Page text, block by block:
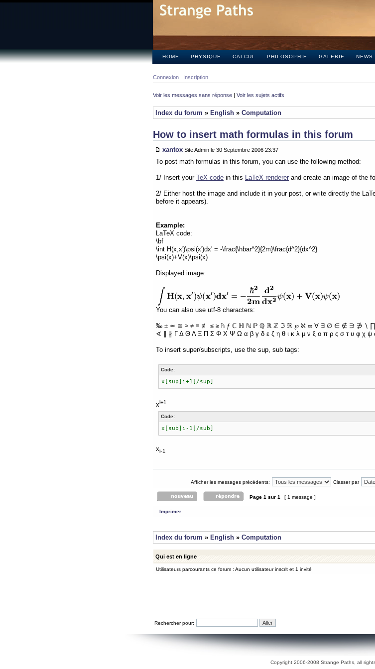
HOME PHYSIQUE CALCUL PHILOSOPHIE GALERIE NEWS
Connexion Inscription
Voir les messages sans réponse | Voir les sujets actifs
Index du forum » English » Computation
How to insert math formulas in this forum
xantox Site Admin le 30 Septembre 2006 23:37
To post math formulas in this forum, you can use the following method:
1/ Insert your TeX code in this LaTeX renderer and create an image of the
2/ Either host the image and include it in your post, or write directly the
before it appears).
Example:
LaTeX code:
\bf
\int H(x,x')\psi(x')dx' = -\frac{\hbar^2}{2m}\frac{d^2}{dx^2}
\psi(x)+V(x)\psi(x)
Displayed image:
You can also use utf-8 characters:
‰ ± ≃ ≅ ≈ ≠ ≡ ≢ ≤ ≥ ħ ƒ ℂ ℍ ℕ ℙ ℚ ℝ ℤ ℑ ℜ ℘ ℵ ∞ ∀ ∃ ∅ ∈ ∉ ∋ ∌ ∖ ∏
∢ ∥ ∦ Γ Δ Θ Λ Ξ Π Σ Φ Χ Ψ Ω α β γ δ ε ζ η θ ι κ λ μ ν ξ ο π ρ ς σ τ υ φ χ
To insert super/subscripts, use the sup, sub tags:
Code:
x[sup]i+1[/sup]
xi+1
Code:
x[sub]i-1[/sub]
xi-1
Afficher les messages précédents: Classer par
Page 1 sur 1 [ 1 message ]
Imprimer
Index du forum » English » Computation
Qui est en ligne
Utilisateurs parcourants ce forum : Aucun utilisateur inscrit et 1 invité
Rechercher pour:
Copyright 2006-2008 Strange Paths, all